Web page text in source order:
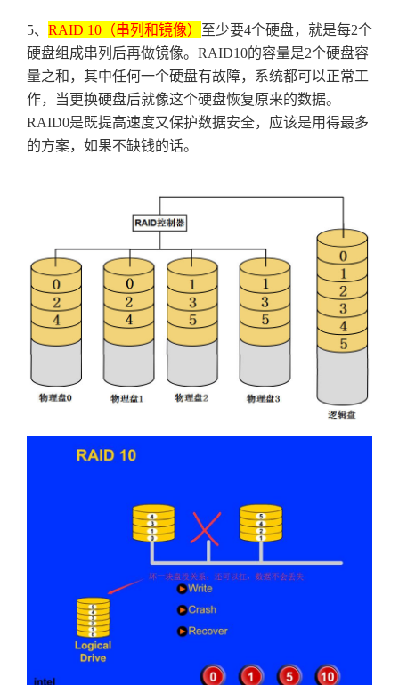
5、 RAID 10 （串列和镜像） 至少要4个硬盘，就是每2个
硬盘组成串列后再做镜像。 RAID10的容量是2个硬盘容
量之和，其中任何一个硬盘有故障，系统都可以正常工
作，当更换硬盘后就像这个硬盘恢复原来的数据。
RAID0是既提高速度又保护数据安全，应该是用得最多
的方案，如果不缺钱的话。